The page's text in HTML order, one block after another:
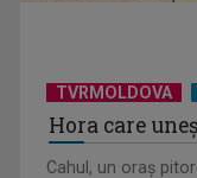
TVRMOLDOVA
Hora care
Cahul, un oraș